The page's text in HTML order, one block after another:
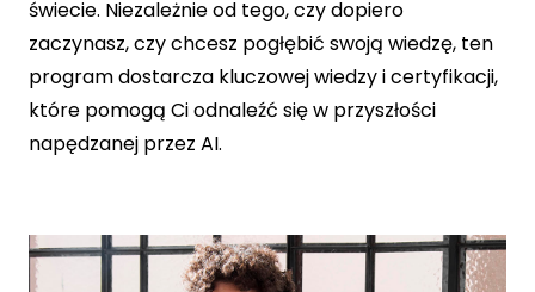
świecie. Niezależnie od tego, czy dopiero
zaczynasz, czy chcesz pogłębić swoją wiedzę, ten
program dostarcza kluczowej wiedzy i certyfikacji,
które pomogą Ci odnaleźć się w przyszłości
napędzanej przez AI.